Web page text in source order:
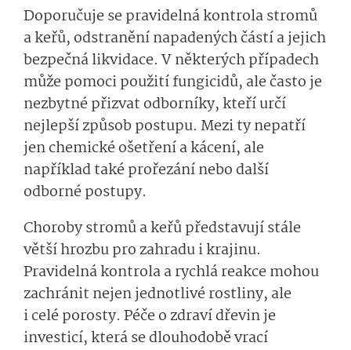
Doporučuje se pravidelná kontrola stromů
a keřů, odstranění napadených částí a jejich
bezpečná likvidace. V některých případech
může pomoci použití fungicidů, ale často je
nezbytné přizvat odborníky, kteří určí
nejlepší způsob postupu. Mezi ty nepatří
jen chemické ošetření a kácení, ale
například také prořezání nebo další
odborné postupy.
Choroby stromů a keřů představují stále
větší hrozbu pro zahradu i krajinu.
Pravidelná kontrola a rychlá reakce mohou
zachránit nejen jednotlivé rostliny, ale
i celé porosty. Péče o zdraví dřevin je
investicí, která se dlouhodobě vrací